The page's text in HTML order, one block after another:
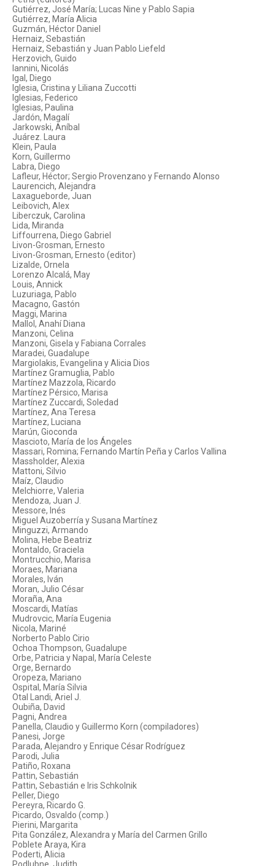
Gutiérrez, José María; Lucas Nine y Pablo Sapia
Gutiérrez, María Alicia
Guzmán, Héctor Daniel
Hernaiz, Sebastián
Hernaiz, Sebastián y Juan Pablo Liefeld
Herzovich, Guido
Iannini, Nicolás
Igal, Diego
Iglesia, Cristina y Liliana Zuccotti
Iglesias, Federico
Iglesias, Paulina
Jardón, Magalí
Jarkowski, Aníbal
Juárez. Laura
Klein, Paula
Korn, Guillermo
Labra, Diego
Lafleur, Héctor; Sergio Provenzano y Fernando Alonso
Laurencich, Alejandra
Laxagueborde, Juan
Leibovich, Alex
Liberczuk, Carolina
Lida, Miranda
Liffourrena, Diego Gabriel
Livon-Grosman, Ernesto
Livon-Grosman, Ernesto (editor)
Lizalde, Ornela
Lorenzo Alcalá, May
Louis, Annick
Luzuriaga, Pablo
Macagno, Gastón
Maggi, Marina
Mallol, Anahí Diana
Manzoni, Celina
Manzoni, Gisela y Fabiana Corrales
Maradei, Guadalupe
Margiolakis, Evangelina y Alicia Dios
Martínez Gramuglia, Pablo
Martínez Mazzola, Ricardo
Martínez Pérsico, Marisa
Martínez Zuccardi, Soledad
Martínez, Ana Teresa
Martínez, Luciana
Marún, Gioconda
Mascioto, María de los Ángeles
Massari, Romina; Fernando Martín Peña y Carlos Vallina
Massholder, Alexia
Mattoni, Silvio
Maíz, Claudio
Melchiorre, Valeria
Mendoza, Juan J.
Messore, Inés
Miguel Auzoberría y Susana Martínez
Minguzzi, Armando
Molina, Hebe Beatriz
Montaldo, Graciela
Montrucchio, Marisa
Moraes, Mariana
Morales, Iván
Moran, Julio César
Moraña, Ana
Moscardi, Matías
Mudrovcic, María Eugenia
Nicola, Mariné
Norberto Pablo Cirio
Ochoa Thompson, Guadalupe
Orbe, Patricia y Napal, María Celeste
Orge, Bernardo
Oropeza, Mariano
Ospital, María Silvia
Otal Landi, Ariel J.
Oubiña, David
Pagni, Andrea
Panella, Claudio y Guillermo Korn (compiladores)
Panesi, Jorge
Parada, Alejandro y Enrique César Rodríguez
Parodi, Julia
Patiño, Roxana
Pattin, Sebastián
Pattin, Sebastián e Iris Schkolnik
Peller, Diego
Pereyra, Ricardo G.
Picardo, Osvaldo (comp.)
Pierini, Margarita
Pita González, Alexandra y María del Carmen Grillo
Poblete Araya, Kira
Poderti, Alicia
Podlubne, Judith